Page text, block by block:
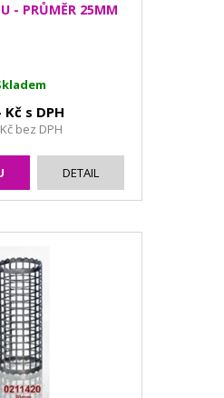
- PRŮMĚR 25MM
Kč s DPH
bez DPH
DETAIL